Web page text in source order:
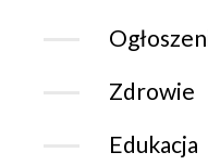
Zdrowie
Edukacja